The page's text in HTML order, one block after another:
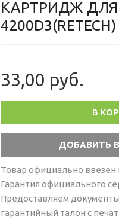
КАРТРИДЖ ДЛЯ
4200D3(RETECH)
33,00 руб.
В
Товар официально
Гарантия официального
Предоставляем
гарантийный талон с